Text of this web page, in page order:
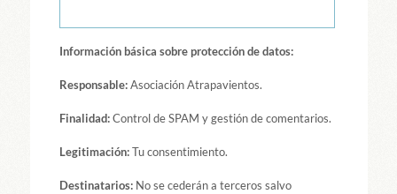
Información básica sobre protección de datos:
Responsable:Asociación Atrapavientos.
Finalidad:Control de SPAM y gestión de comentarios.
Legitimación:Tu consentimiento.
Destinatarios:No se cederán a terceros salvo